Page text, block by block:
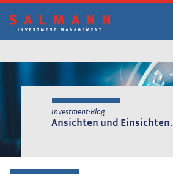
Inhalt
springen
Investment-Blog
Ansichten und Einsichten.